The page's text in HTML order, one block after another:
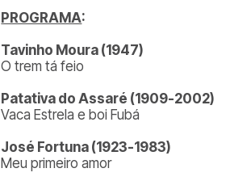
PROGRAMA:
Tavinho Moura (1947)
O trem tá feio
Patativa do Assaré (1909-2002)
Vaca Estrela e boi Fubá
José Fortuna (1923-1983)
Meu primeiro amor